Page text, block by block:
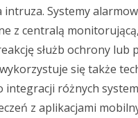
intruza. Systemy
z centralą
służb ochrony lub
się także
integracji różnych
z aplikacjami